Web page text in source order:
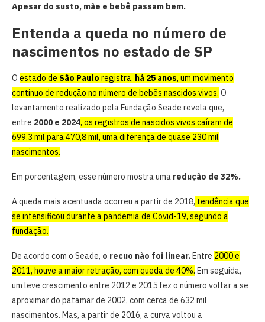
Apesar do susto, mãe e bebê passam bem.
Entenda a queda no número de
nascimentos no estado de SP
O estado de São Paulo registra, há 25 anos, um movimento
contínuo de redução no número de bebês nascidos vivos. O
levantamento realizado pela Fundação Seade revela que,
entre 2000 e 2024, os registros de nascidos vivos caíram de
699,3 mil para 470,8 mil, uma diferença de quase 230 mil
nascimentos.
Em porcentagem, esse número mostra uma redução de 32%.
A queda mais acentuada ocorreu a partir de 2018, tendência que
se intensificou durante a pandemia de Covid-19, segundo a
fundação.
De acordo com o Seade, o recuo não foi linear.Entre 2000 e
2011, houve a maior retração, com queda de 40%. Em seguida,
um leve crescimento entre 2012 e 2015 fez o número voltar a se
aproximar do patamar de 2002, com cerca de 632 mil
nascimentos. Mas, a partir de 2016, a curva voltou a